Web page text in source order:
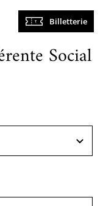
Navigation
principale
Billetterie
Social